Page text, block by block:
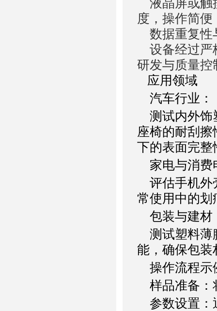
液晶屏或触
度，操作简
数据重复性
设备经过严
研发与质量控
应用领域
汽车行业：
测试内外饰
座椅的耐刮
下的表面完整
家电与消费
评估手机外
常使用中的划
包装与建材
测试塑料薄
能，确保包装
操作流程示
样品准备：
参数设置：